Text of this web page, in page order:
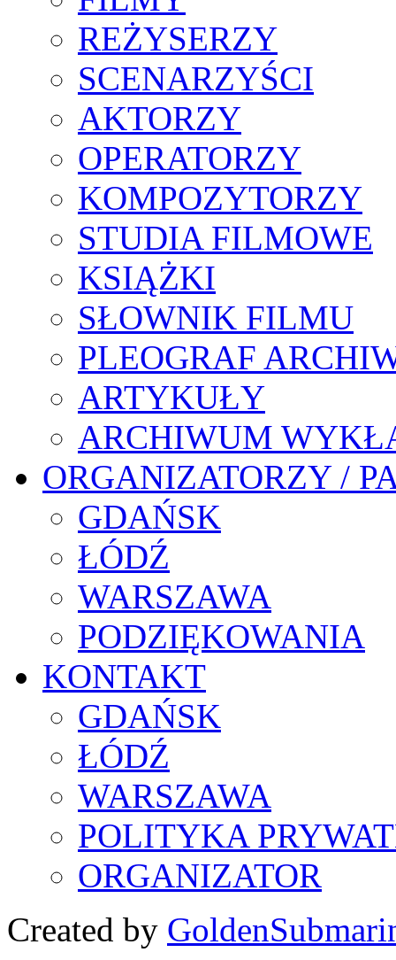
REŻYSERZY
SCENARZYŚCI
AKTORZY
OPERATORZY
KOMPOZYTORZY
STUDIA FILMOWE
KSIĄŻKI
SŁOWNIK FILMU
PLEOGRAF
ARTYKUŁY
ARCHIWUM
ORGANIZATORZY /
GDAŃSK
ŁÓDŹ
WARSZAWA
PODZIĘKOWANIA
KONTAKT
GDAŃSK
ŁÓDŹ
WARSZAWA
POLITYKA
ORGANIZATOR
Created by